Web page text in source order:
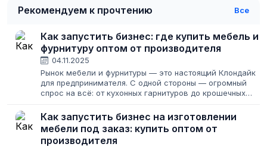
Рекомендуем к прочтению Все
Как запустить бизнес: где купить мебель и
фурнитуру оптом от производителя
04.11.2025
Рынок мебели и фурнитуры — это настоящий Клондайк
для предпринимателя. С одной стороны — огромный
спрос на всё: от кухонных гарнитуров до крошечных
свои условия, цены и минимальные...
Как запустить бизнес на изготовлении
мебели под заказ: купить оптом от
производителя